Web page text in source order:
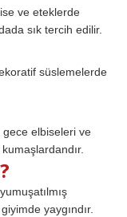
ve eteklerde
sık tercih edilir.
süslemelerde
gece elbiseleri ve
yaygındır.